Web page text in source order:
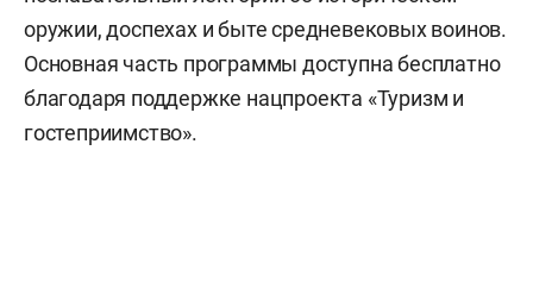
оружии, доспехах и быте средневековых воинов.
Основная часть программы доступна бесплатно
благодаря поддержке нацпроекта «Туризм и
гостеприимство».